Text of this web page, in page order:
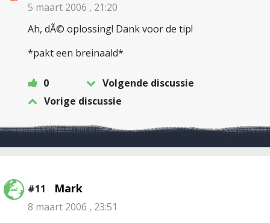
5 maart 2006 , 21:20
Ah, dÃ© oplossing! Dank voor de tip!
*pakt een breinaald*
0
Volgende discussie
Vorige discussie
#11 Mark
8 maart 2006 , 23:51